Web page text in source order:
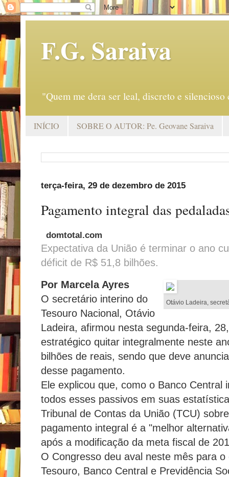
F.G. Saraiva
"Quem me dera ser leal, discreto e
INÍCIO SOBRE O AUTOR: Pe. Geovane Saraiva
terça-feira, 29 de dezembro de 2015
Pagamento integral das
domtotal.com
Expectativa da União é terminar o ano
déficit de R$ 51,8 bilhões.
Otávio Ladeira,
Por Marcela Ayres
O secretário interino do
Tesouro Nacional, Otávio
Ladeira, afirmou nesta segunda-feira,
estratégico quitar integralmente neste
bilhões de reais, sendo que deve
desse pagamento.
Ele explicou que, como o Banco Central
todos esses passivos em suas
Tribunal de Contas da União (TCU)
pagamento integral é a "melhor
após a modificação da meta fiscal de
O Congresso deu aval neste mês para
Tesouro, Banco Central e Previdência